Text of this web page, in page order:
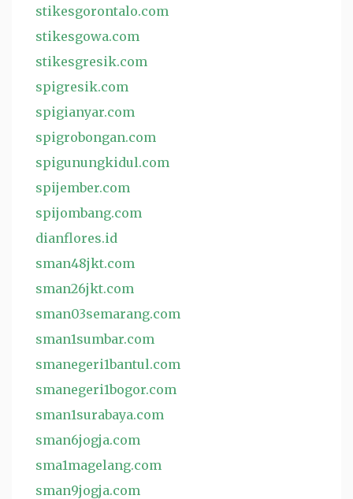
stikesgorontalo.com
stikesgowa.com
stikesgresik.com
spigresik.com
spigianyar.com
spigrobongan.com
spigunungkidul.com
spijember.com
spijombang.com
dianflores.id
sman48jkt.com
sman26jkt.com
sman03semarang.com
sman1sumbar.com
smanegeri1bantul.com
smanegeri1bogor.com
sman1surabaya.com
sman6jogja.com
sma1magelang.com
sman9jogja.com